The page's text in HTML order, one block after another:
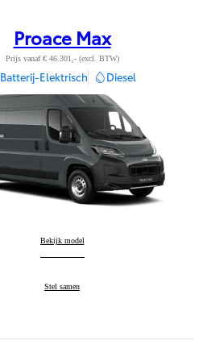
Proace Max
Prijs vanaf € 46.301,- (excl. BTW)
Batterij-Elektrisch Diesel
Proace Max:
Bekijk model
Proace Max
Stel samen